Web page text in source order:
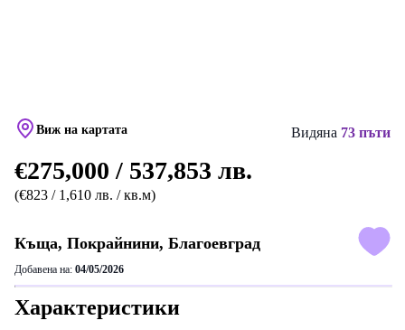
Виж на картата Видяна 73 пъти
€275,000 / 537,853 лв.
(€823 / 1,610 лв. / кв.м)
Къща, Покрайнини, Благоевград
Добавена на: 04/05/2026
Характеристики